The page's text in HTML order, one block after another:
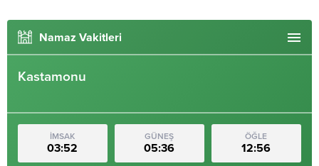
Namaz Vakitleri
Kastamonu
İMSAK
03:52
GÜNEŞ
05:36
ÖĞLE
12:56